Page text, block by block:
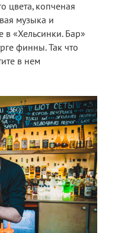
цвета, копченая
музыка и
в «Хельсинки. Бар»
финны. Так что
в нем